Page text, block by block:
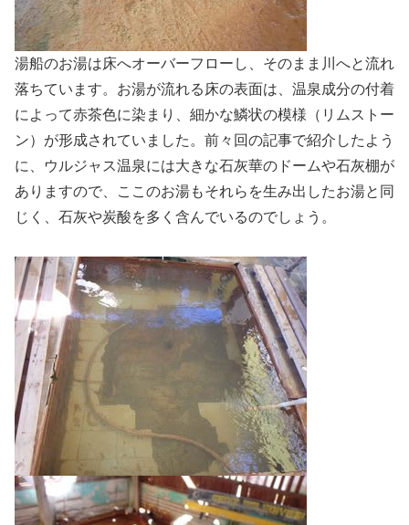
湯船のお湯は床へオーバーフローし、そのまま川へと流れ
落ちています。お湯が流れる床の表面は、温泉成分の付着
によって赤茶色に染まり、細かな鱗状の模様（リムストー
ン）が形成されていました。前々回の記事で紹介したよう
に、ウルジャス温泉には大きな石灰華のドームや石灰棚が
ありますので、ここのお湯もそれらを生み出したお湯と同
じく、石灰や炭酸を多く含んでいるのでしょう。